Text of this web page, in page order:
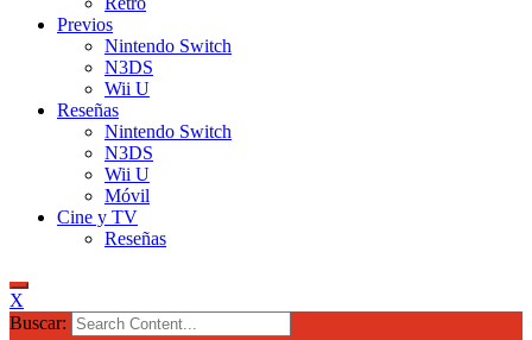
Previos
Nintendo Switch
N3DS
Wii U
Reseñas
Nintendo Switch
N3DS
Wii U
Móvil
Cine y TV
Reseñas
X
Buscar: